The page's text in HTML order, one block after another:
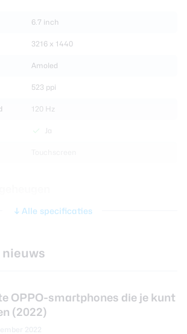
6.7 inch
3216 x 1440
Amoled
523 ppi
120 Hz
Ja
Qualcomm Snapdragon 888
Octa Core
Adreno 660
Alle specificaties
OPPO-smartphones die je kunt
(2022)